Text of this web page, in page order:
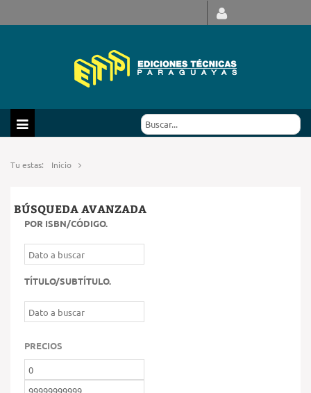
Tu estas: Inicio
BÚSQUEDA AVANZADA
POR ISBN/CÓDIGO.
TÍTULO/SUBTÍTULO.
PRECIOS